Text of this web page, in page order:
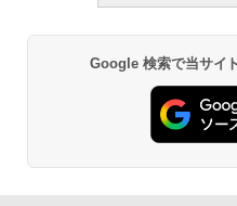
Google 検索で当サイ